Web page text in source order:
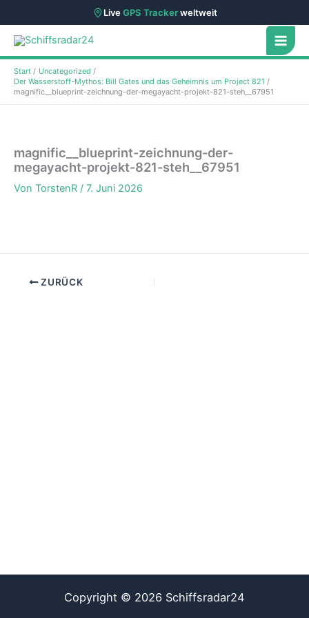
LiveGPS Trackerweltweit
Zum
Inhalt
springen
Start
Uncategorized
Der Wasserstoff-Mythos: Bill Gates und das Geheimnis um Project 821
magnific__blueprint-zeichnung-der-megayacht-projekt-821-steh__67951
magnific__blueprint-zeichnung-der-
megayacht-projekt-821-steh__67951
Von TorstenR / 7. Juni 2026
ZURÜCK
Copyright © 2026 Schiffsradar24